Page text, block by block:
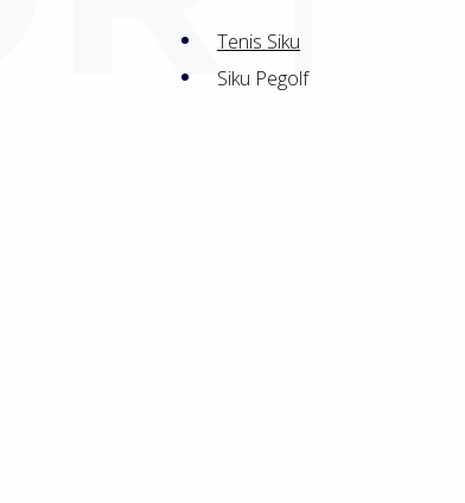
Tenis Siku
Siku Pegolf